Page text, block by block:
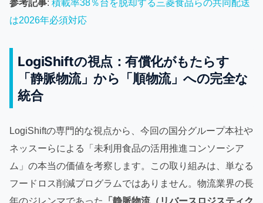
参考記事: 積載率38％台を脱却する三菱食品らの共同配送
は2026年必須対応
LogiShiftの視点：有償化がもたらす
「静脈物流」から「順物流」への完全な
統合
LogiShiftの専門的な視点から、今回の国分グループ本社や
ネッスーらによる「未利用食品の活用推進コンソーシア
ム」の本当の価値を考察します。この取り組みは、単なる
フードロス削減プログラムではありません。物流業界の長
年のジレンマであった
「静脈物流（リバースロジスティク